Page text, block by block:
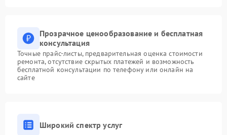
Прозрачное ценообразование и бесплатная
консультация
Точные прайс-листы, предварительная оценка стоимости
ремонта, отсутствие скрытых платежей и возможность
бесплатной консультации по телефону или онлайн на
сайте
Широкий спектр услуг